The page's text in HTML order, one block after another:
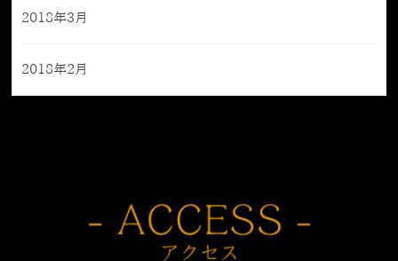
2018年3月
2018年2月